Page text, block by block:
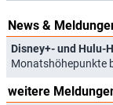
News &
Monatshöhepunkte
weitere